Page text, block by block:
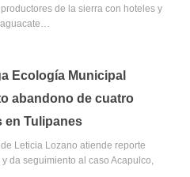
de la sierra con hoteles y
aguacate…
Ecología Municipal
abandono de cuatro
en Tulipanes
Leticia Lozano atiende reporte
da seguimiento al caso Acapulco,